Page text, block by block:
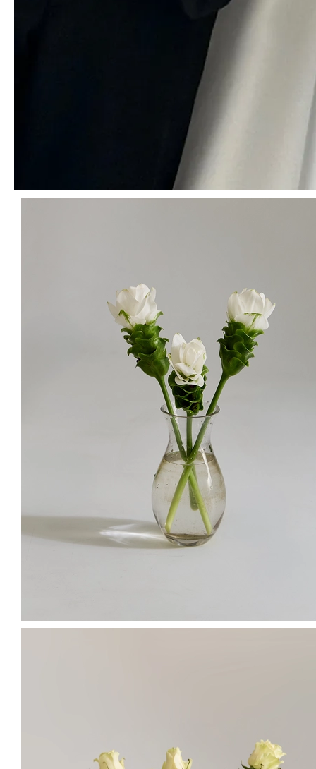
이번엔 스튜디오 촬영부케만들었어요!!! 조합을 참 잘 짠것같음 ㅎㅎㅎ
백합이 하나만 펴서왔는데 하나는 다음날 되니 반쯤 피고 꽃가루때문에
차가운 영하의 날씨에도 잘도착했어요. 집안 가득 백합향기가 가득해요!